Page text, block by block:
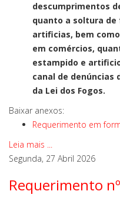
descumprimentos
quanto a soltura de
artificias, bem
em comércios,
estampido e
canal de denúncias
da Lei dos Fogos.
Baixar anexos:
Requerimento em
Leia mais ...
Segunda, 27 Abril 2026
Requerimento